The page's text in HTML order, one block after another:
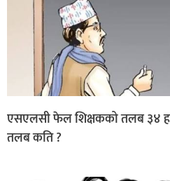
एसएलसी फेल शिक्षकको तलब ३४
तलब कति ?